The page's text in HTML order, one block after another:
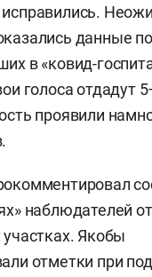
исправились.
данные
в «ковид-
голоса отдадут
проявили
наблюдателей
Якобы
отметки при